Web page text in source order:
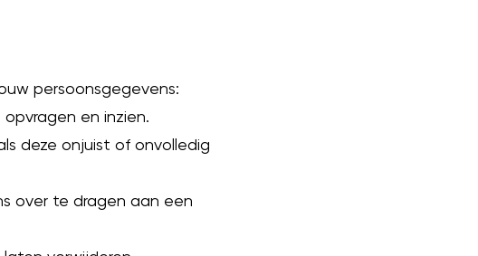
persoonsgegevens:
en inzien.
deze onjuist of onvolledig
over te dragen aan een